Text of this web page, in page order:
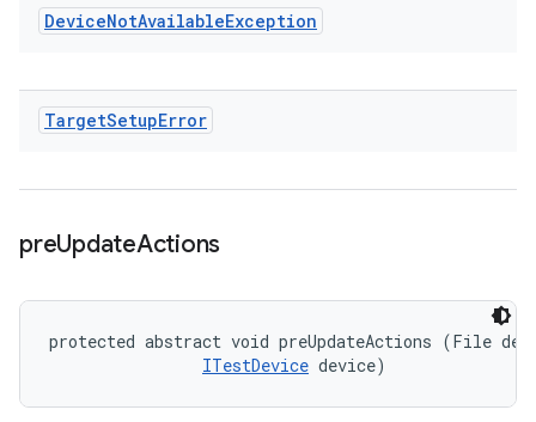
DeviceNotAvailableException
TargetSetupError
preUpdateActions
protected abstract void preUpdateActions (File
ITestDevice device)